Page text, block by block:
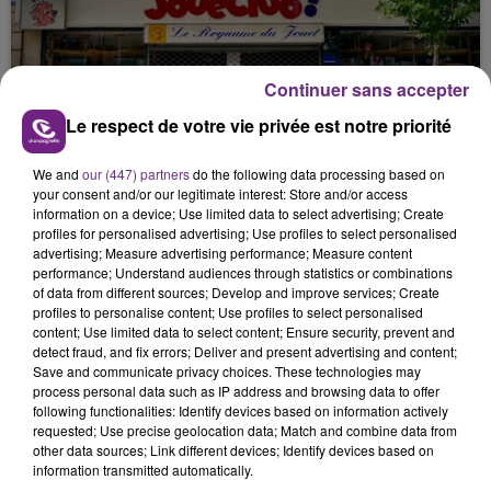
LE MAGASIN JOUÉCLUB DE REIMS FERME
SES PORTES
C'était l'une des institutions du centre-ville
rémois. Le magasin JouéClub est contraint de
fermer ses portes.
TITRES DIFFUSÉS
17h25
17h25 17h22
17h22
Le respect de votre vie privée est notre priorité
We and our (447) partnersdo the following data processing based on
your consent and/or our legitimate interest: Store and/or access
information on a device; Use limited data to select advertising; Create
profiles for personalised advertising; Use profiles to select personalised
advertising; Measure advertising performance; Measure content
performance; Understand audiences through statistics or combinations
of data from different sources; Develop and improve services; Create
profiles to personalise content; Use profiles to select personalised
content; Use limited data to select content; Ensure security, prevent and
detect fraud, and fix errors; Deliver and present advertising and content;
Save and communicate privacy choices. These technologies may
process personal data such as IP address and browsing data to offer
following functionalities: Identify devices based on information actively
requested; Use precise geolocation data; Match and combine data from
other data sources; Link different devices; Identify devices based on
information transmitted automatically.
Continuer sans accepter